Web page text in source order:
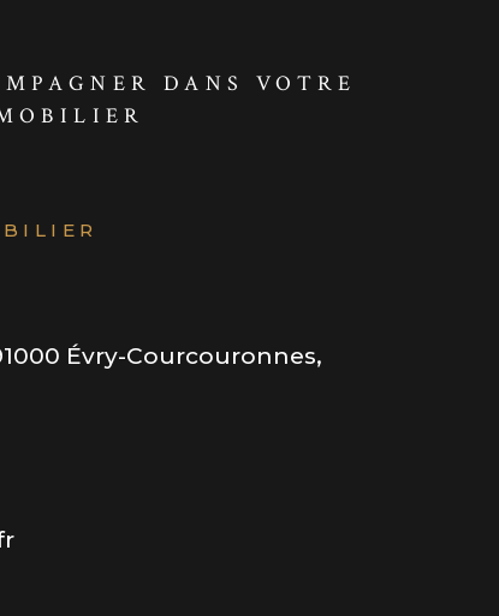
DANS VOTRE
Évry-Courcouronnes,